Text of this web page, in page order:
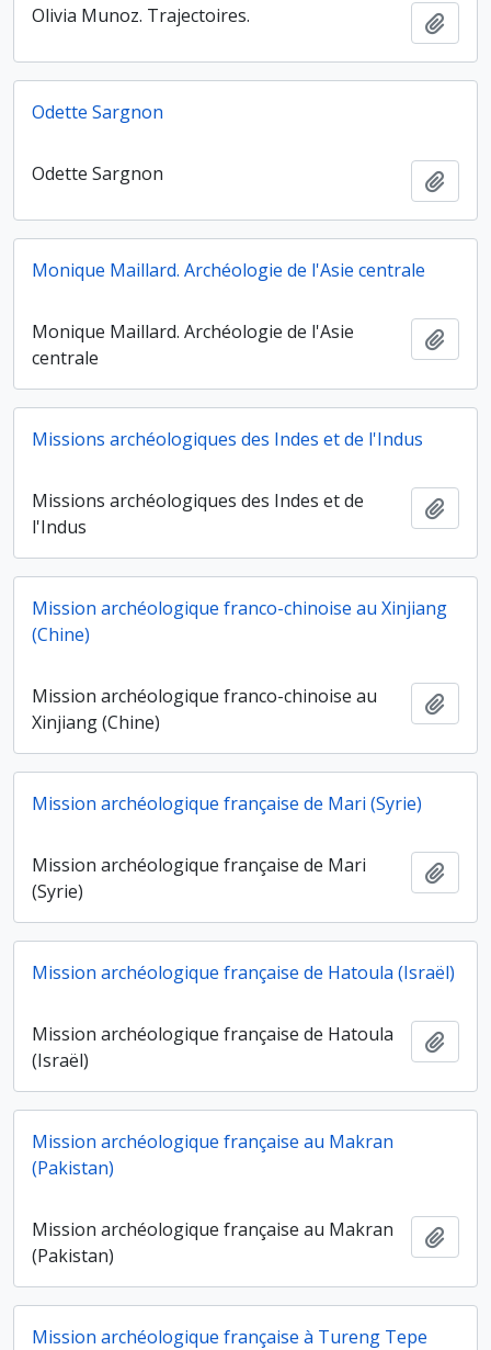
Olivia Munoz. Trajectoires.
Odette Sargnon
Odette Sargnon
Monique Maillard. Archéologie de l'Asie centrale
Monique Maillard. Archéologie de l'Asie
centrale
Missions archéologiques des Indes et de l'Indus
Missions archéologiques des Indes et de
l'Indus
Mission archéologique franco-chinoise au Xinjiang
(Chine)
Mission archéologique franco-chinoise au
Xinjiang (Chine)
Mission archéologique française de Mari (Syrie)
Mission archéologique française de Mari
(Syrie)
Mission archéologique française de Hatoula (Israël)
Mission archéologique française de Hatoula
(Israël)
Mission archéologique française au Makran
(Pakistan)
Mission archéologique française au Makran
(Pakistan)
Mission archéologique française à Tureng Tepe